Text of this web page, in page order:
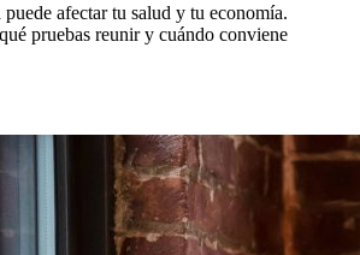
afectar tu salud y tu economía.
pruebas reunir y cuándo conviene